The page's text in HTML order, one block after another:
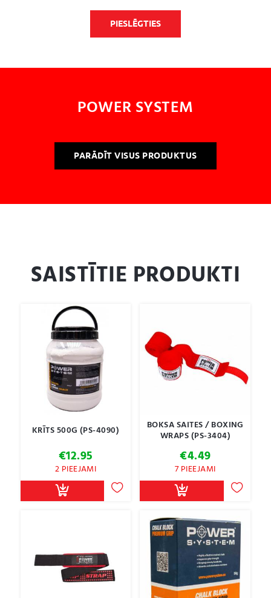
PIESLĒGTIES
POWER SYSTEM
PARĀDĪT VISUS PRODUKTUS
SAISTĪTIE PRODUKTI
KRĪTS 500G (PS-4090)
€12.95
2 PIEEJAMI
BOKSA SAITES / BOXING
WRAPS (PS-3404)
€4.49
7 PIEEJAMI